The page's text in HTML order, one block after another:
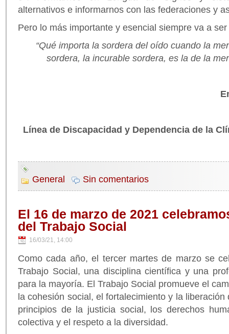
alternativos e informarnos con las federaciones y
Pero lo más importante y esencial siempre va a
“Qué importa la sordera del oído cuando la
sordera, la incurable sordera, es la de la
Línea de Discapacidad y Dependencia de la
General Sin comentarios
El 16 de marzo de 2021
del Trabajo Social
16/03/21, 14:00
Como cada año, el tercer martes de marzo se
Trabajo Social, una disciplina científica y una
para la mayoría. El Trabajo Social promueve el
la cohesión social, el fortalecimiento y la
principios de la justicia social, los derechos
colectiva y el respeto a la diversidad.